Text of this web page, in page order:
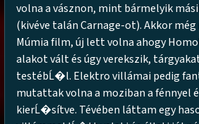
volna a vásznon, mint bármelyik
(kivéve talán Carnage-ot). Akkor
Múmia film, új lett volna ahogy
alakot vált és úgy verekszik,
testébĹ�l. Elektro villámai pedig
mutattak volna a moziban a fénnyel
kierĹ�sítve. Tévében láttam egy